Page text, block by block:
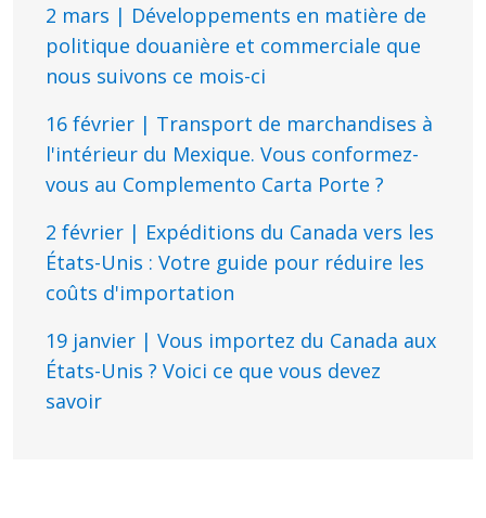
2 mars | Développements en matière de
politique douanière et commerciale que
nous suivons ce mois-ci
16 février | Transport de marchandises à
l'intérieur du Mexique. Vous conformez-
vous au Complemento Carta Porte ?
2 février | Expéditions du Canada vers les
États-Unis : Votre guide pour réduire les
coûts d'importation
19 janvier | Vous importez du Canada aux
États-Unis ? Voici ce que vous devez
savoir